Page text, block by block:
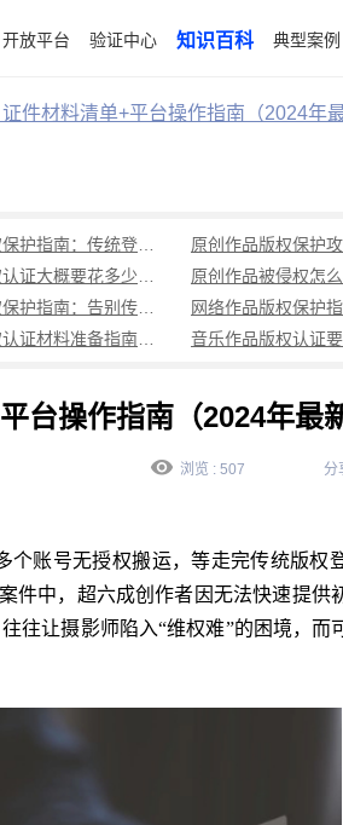
开放平台 验证中心 知识百科 典型案例
件材料清单+平台操作指南（2024年最
台操作指南（2024年最新
浏览 : 507 分
账号无授权搬运，等走完传统版权
件中，超六成创作者因无法快速提供
往让摄影师陷入“维权难”的困境，而